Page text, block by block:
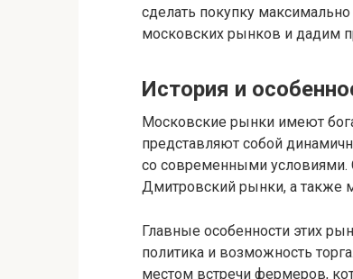
сделать покупку
московских рынков и дадим
История и
Московские рынки имеют
представляют собой
со современными условиями.
Дмитровский рынки, а также
Главные особенности этих
политика и возможность
местом встречи фермеров,